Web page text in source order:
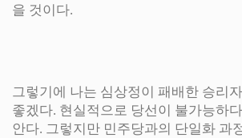
을 것이다.
그렇기에 나는 심상정이 패배한 승리
좋겠다. 현실적으로 당선이 불가능하
안다. 그렇지만 민주당과의 단일화 과